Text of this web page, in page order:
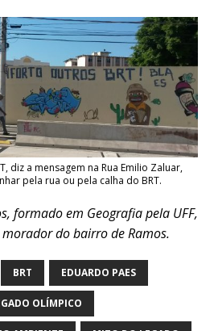
diz a mensagem na Rua Emilio Zaluar,
pela rua ou pela calha do BRT.
formado em Geografia pela UFF,
do bairro de Ramos.
BRT EDUARDO PAES
OLÍMPICO